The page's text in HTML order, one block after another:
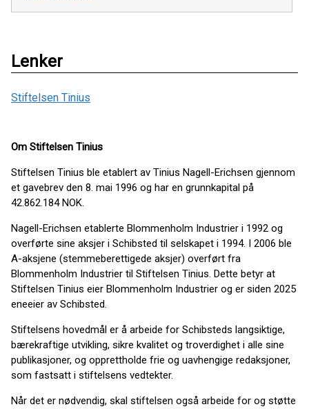
Lenker
Stiftelsen Tinius
Om Stiftelsen Tinius
Stiftelsen Tinius ble etablert av Tinius Nagell-Erichsen gjennom
et gavebrev den 8. mai 1996 og har en grunnkapital på
42.862.184 NOK.
Nagell-Erichsen etablerte Blommenholm Industrier i 1992 og
overførte sine aksjer i Schibsted til selskapet i 1994. I 2006 ble
A-aksjene (stemmeberettigede aksjer) overført fra
Blommenholm Industrier til Stiftelsen Tinius. Dette betyr at
Stiftelsen Tinius eier Blommenholm Industrier og er siden 2025
eneeier av Schibsted.
Stiftelsens hovedmål er å arbeide for Schibsteds langsiktige,
bærekraftige utvikling, sikre kvalitet og troverdighet i alle sine
publikasjoner, og opprettholde frie og uavhengige redaksjoner,
som fastsatt i stiftelsens vedtekter.
Når det er nødvendig, skal stiftelsen også arbeide for og støtte